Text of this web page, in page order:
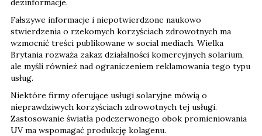
dezinformacje.
Fałszywe informacje i niepotwierdzone naukowo
stwierdzenia o rzekomych korzyściach zdrowotnych ma
wzmocnić treści publikowane w social mediach. Wielka
Brytania rozważa zakaz działalności komercyjnych solarium,
ale myśli również nad ograniczeniem reklamowania tego typu
usług.
Niektóre firmy oferujące usługi solaryjne mówią o
nieprawdziwych korzyściach zdrowotnych tej usługi.
Zastosowanie światła podczerwonego obok promieniowania
UV ma wspomagać produkcję kolagenu.